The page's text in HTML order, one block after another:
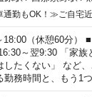
勤もOK！≫ご自宅近
18:00（休憩60分）
～翌9:30 「家
したくない」 など
勤務時間と、もう1